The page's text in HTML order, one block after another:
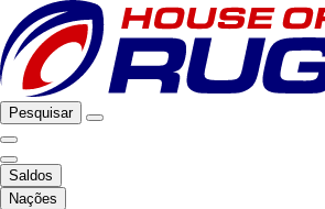
Pesquisar
Saldos
Nações